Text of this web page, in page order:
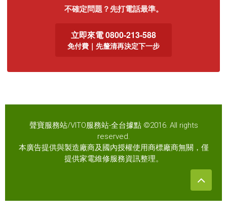
不確定問題？先打電話最準。
立即來電 0800-213-588
免付費｜先釐清再決定下一步
聲寶服務站/VITO服務站-全台據點 ©2016. All rights
reserved.
本廣告提供與製造廠商及國內授權使用商標廠商無關，僅
提供家電維修服務資訊整理。